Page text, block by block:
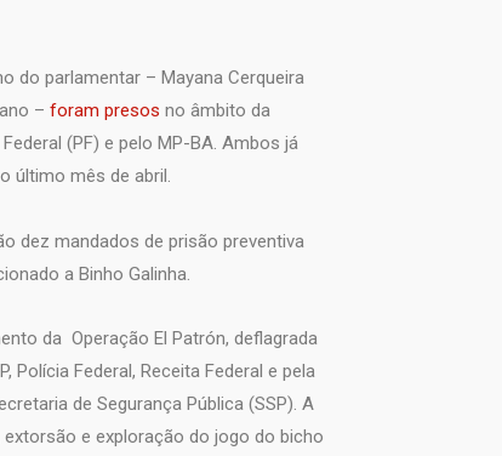
do parlamentar – Mayana Cerqueira
– foram presos no âmbito da
(PF) e pelo MP-BA. Ambos já
último mês de abril.
dez mandados de prisão preventiva
a Binho Galinha.
da Operação El Patrón, deflagrada
Polícia Federal, Receita Federal e pela
de Segurança Pública (SSP). A
e exploração do jogo do bicho